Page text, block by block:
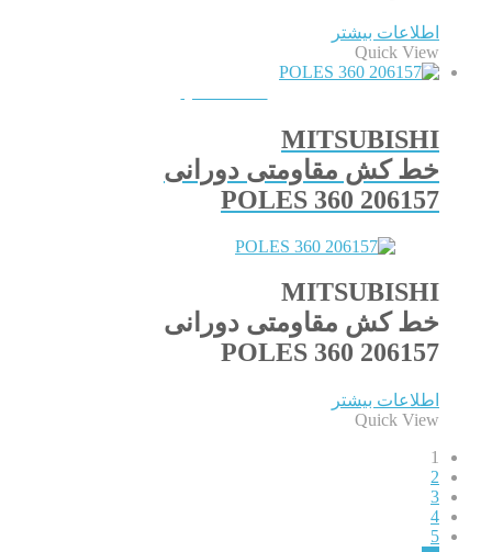
اطلاعات بیشتر
Quick View
MITSUBISHI
خط کش مقاومتی دورانی
206157 360 POLES
MITSUBISHI
خط کش مقاومتی دورانی
206157 360 POLES
اطلاعات بیشتر
Quick View
1
2
3
4
5